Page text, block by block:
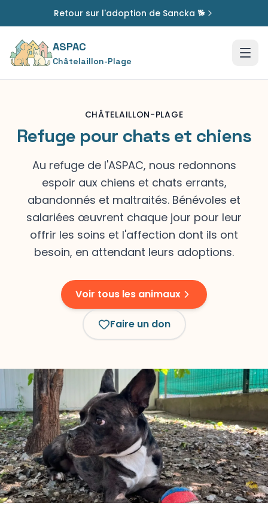
Retour sur l'adoption de Sancka 🐕
ASPAC
Châtelaillon-Plage
CHÂTELAILLON-PLAGE
Refuge pour chats et chiens
Au refuge de l'ASPAC, nous redonnons
espoir aux chiens et chats errants,
abandonnés et maltraités. Bénévoles et
salariées œuvrent chaque jour pour leur
offrir les soins et l'affection dont ils ont
besoin, en attendant leurs adoptions.
Voir tous les animaux
Faire un don